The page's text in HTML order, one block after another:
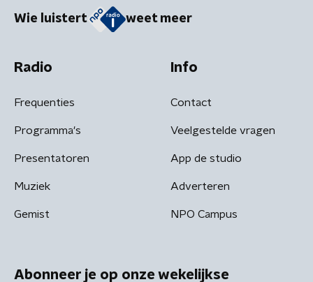
Wie luistert weet meer
Radio
Frequenties
Programma's
Presentatoren
Muziek
Gemist
Info
Contact
Veelgestelde vragen
App de studio
Adverteren
NPO Campus
Abonneer je op onze wekelijkse